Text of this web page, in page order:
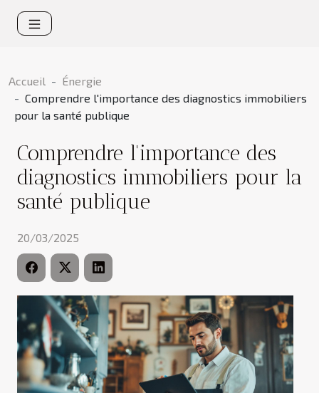
Accueil
Énergie
Comprendre l'importance des diagnostics immobiliers
pour la santé publique
Comprendre l'importance des
diagnostics immobiliers pour la
santé publique
20/03/2025